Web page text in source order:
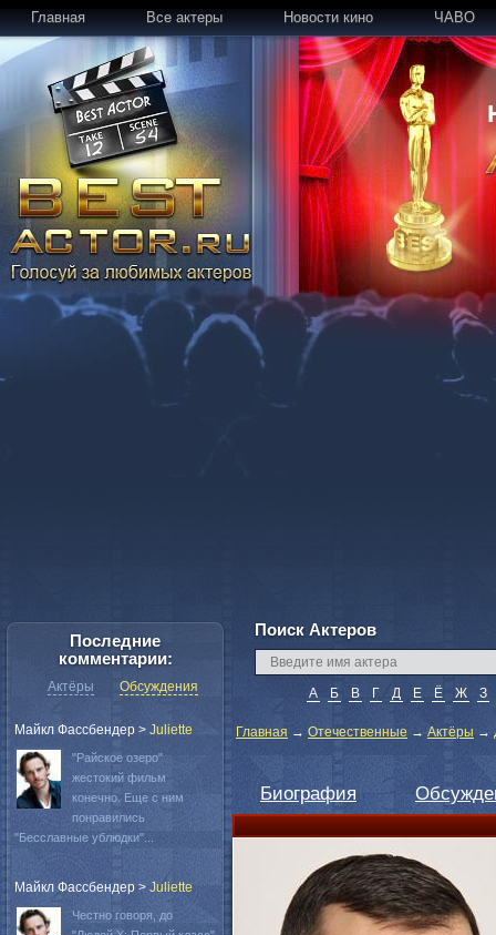
Главная Все актеры Новости кино ЧАВО
Поиск Актеров
А Б В Г Д Е Ё Ж З
Главная → Отечественные → Актёры →
Биография
Последние
комментарии:
Актёры Обсуждения
Майкл Фассбендер > Juliette
"Райское озеро"
жестокий фильм
конечно. Еще с ним
понравились
"Бесславные ублюдки"...
Майкл Фассбендер > Juliette
Честно говоря, до